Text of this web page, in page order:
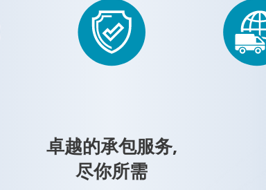
卓越的承包服务,
尽你所需